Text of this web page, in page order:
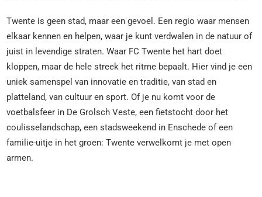
Twente is geen stad, maar een gevoel. Een regio waar mensen
elkaar kennen en helpen, waar je kunt verdwalen in de natuur of
juist in levendige straten. Waar FC Twente het hart doet
kloppen, maar de hele streek het ritme bepaalt. Hier vind je een
uniek samenspel van innovatie en traditie, van stad en
platteland, van cultuur en sport. Of je nu komt voor de
voetbalsfeer in De Grolsch Veste, een fietstocht door het
coulisselandschap, een stadsweekend in Enschede of een
familie-uitje in het groen: Twente verwelkomt je met open
armen.